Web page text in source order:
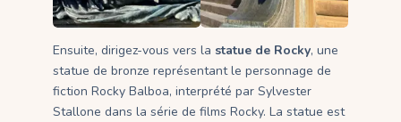
Ensuite, dirigez-vous vers la statue de Rocky, une
statue de bronze représentant le personnage de
fiction Rocky Balboa, interprété par Sylvester
Stallone dans la série de films Rocky. La statue est